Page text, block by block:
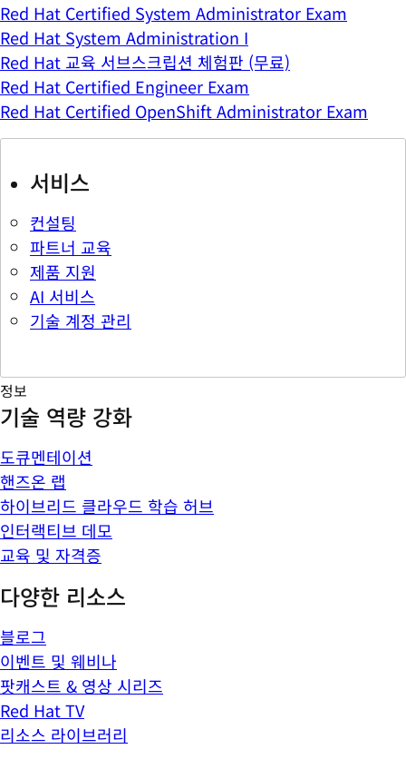
Red Hat Certified System Administrator Exam
Red Hat System Administration I
Red Hat 교육 서브스크립션 체험판 (무료)
Red Hat Certified Engineer Exam
Red Hat Certified OpenShift Administrator Exam
서비스
컨설팅
파트너 교육
제품 지원
AI 서비스
기술 계정 관리
정보
기술 역량 강화
도큐멘테이션
핸즈온 랩
하이브리드 클라우드 학습 허브
인터랙티브 데모
교육 및 자격증
다양한 리소스
블로그
이벤트 및 웨비나
팟캐스트 & 영상 시리즈
Red Hat TV
리소스 라이브러리